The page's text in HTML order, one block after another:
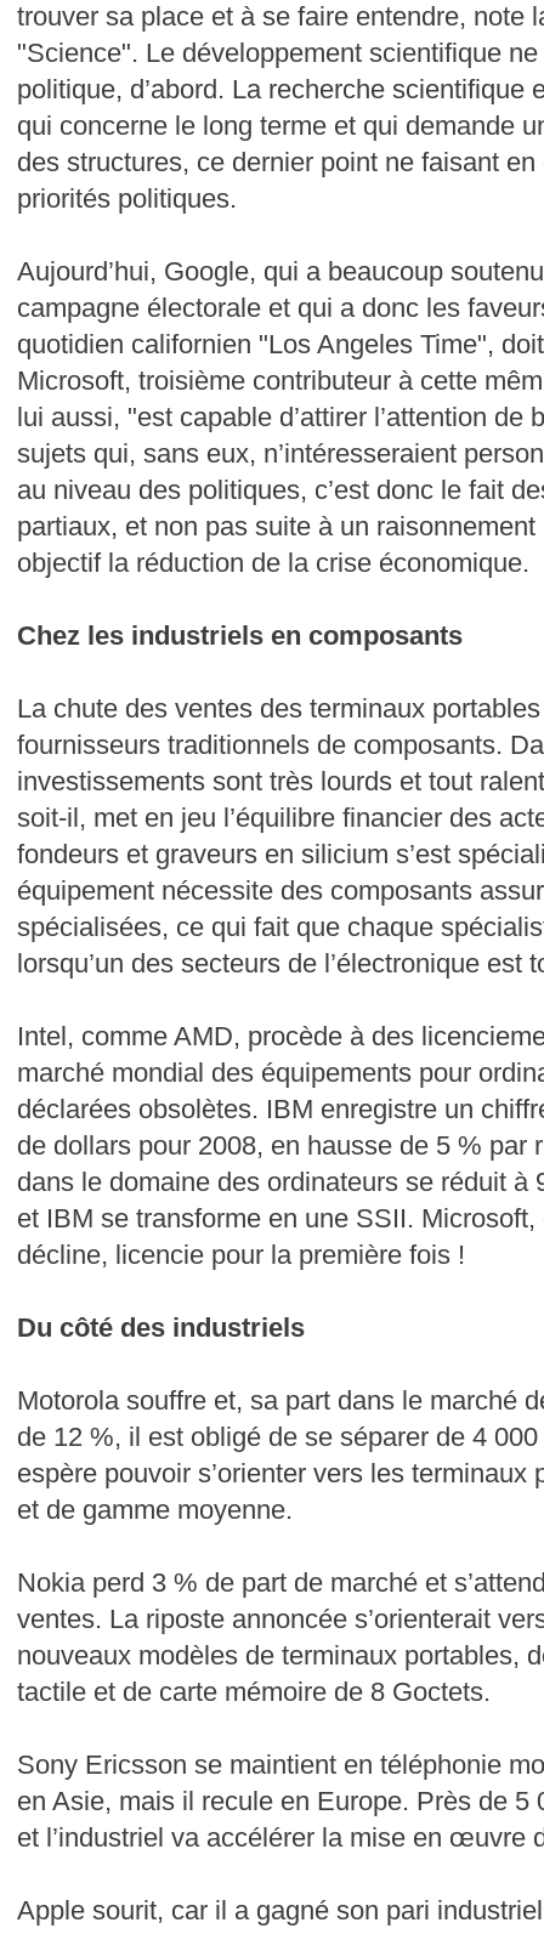
trouver sa place et à se faire entendre, note
"Science". Le développement scientifique
politique, d’abord. La recherche scientifique
qui concerne le long terme et qui demande
des structures, ce dernier point ne faisant
priorités politiques.
Aujourd’hui, Google, qui a beaucoup
campagne électorale et qui a donc les
quotidien californien "Los Angeles Time",
Microsoft, troisième contributeur à cette
lui aussi, "est capable d’attirer l’attention de
sujets qui, sans eux, n’intéresseraient
au niveau des politiques, c’est donc le fait
partiaux, et non pas suite à un
objectif la réduction de la crise économique.
Chez les industriels en composants
La chute des ventes des terminaux
fournisseurs traditionnels de composants.
investissements sont très lourds et tout
soit-il, met en jeu l’équilibre financier des
fondeurs et graveurs en silicium s’est
équipement nécessite des composants
spécialisées, ce qui fait que chaque
lorsqu’un des secteurs de l’électronique est
Intel, comme AMD, procède à des
marché mondial des équipements pour
déclarées obsolètes. IBM enregistre un
de dollars pour 2008, en hausse de 5 % par
dans le domaine des ordinateurs se réduit à
et IBM se transforme en une SSII. Microsoft,
décline, licencie pour la première fois !
Du côté des industriels
Motorola souffre et, sa part dans le marché
de 12 %, il est obligé de se séparer de 4
espère pouvoir s’orienter vers les terminaux
et de gamme moyenne.
Nokia perd 3 % de part de marché et
ventes. La riposte annoncée s’orienterait
nouveaux modèles de terminaux portables,
tactile et de carte mémoire de 8 Goctets.
Sony Ericsson se maintient en téléphonie
en Asie, mais il recule en Europe. Près de 5
et l’industriel va accélérer la mise en œuvre
Apple sourit, car il a gagné son pari